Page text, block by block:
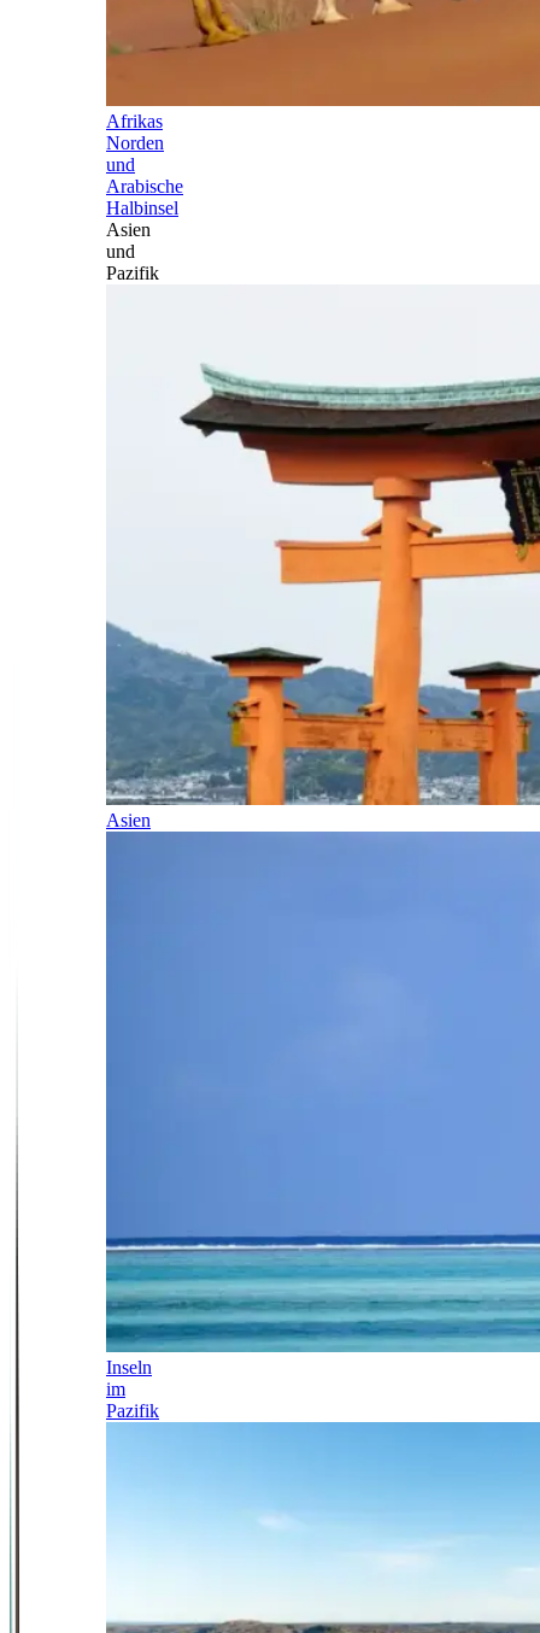
Afrikas
Norden
und
Arabische
Halbinsel
Asien
und
Pazifik
Asien
Inseln
im
Pazifik